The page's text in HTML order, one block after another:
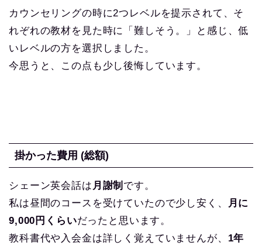
カウンセリングの時に2つレベルを提示されて、そ
れぞれの教材を見た時に「難しそう。」と感じ、低
いレベルの方を選択しました。
今思うと、この点も少し後悔しています。
掛かった費用 (総額)
シェーン英会話は 月謝制 です。
私は昼間のコースを受けていたので少し安く、
月に
9,000円くらいだったと思います。
教科書代や入会金は詳しく覚えていませんが、 1年